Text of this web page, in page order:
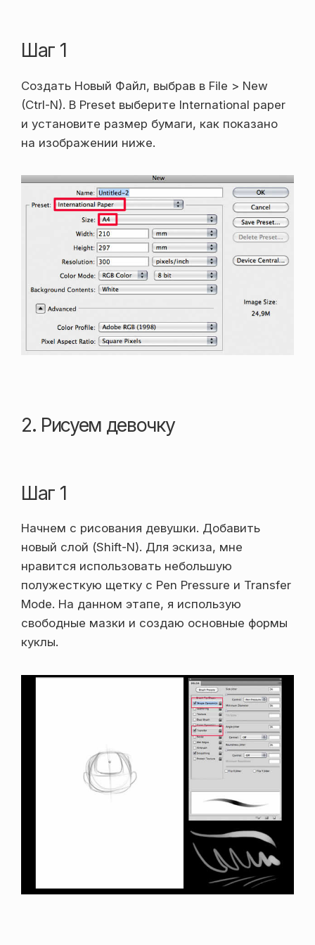
Шаг 1
Создать Новый Файл, выбрав в File > New
(Ctrl-N). В Preset выберите International paper
и установите размер бумаги, как показано
на изображении ниже.
2. Рисуем девочку
Шаг 1
Начнем с рисования девушки. Добавить
новый слой (Shift-N). Для эскиза, мне
нравится использовать небольшую
полужесткую щетку с Pen Pressure и Transfer
Mode. На данном этапе, я использую
свободные мазки и создаю основные формы
куклы.